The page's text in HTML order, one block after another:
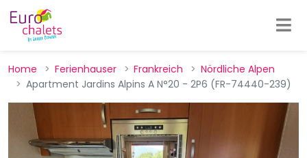
Home Ferienhauser Frankreich
Nördliche Alpen
Apartment Jardins Alpins A N°20 - 2P6 (FR-74440-239)